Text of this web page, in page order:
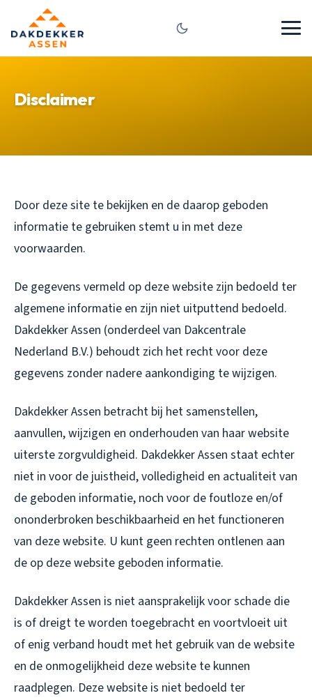
Disclaimer
Door deze site te bekijken en de daarop geboden
informatie te gebruiken stemt u in met deze
voorwaarden.
De gegevens vermeld op deze website zijn bedoeld ter
algemene informatie en zijn niet uitputtend bedoeld.
Dakdekker Assen (onderdeel van Dakcentrale
Nederland B.V.) behoudt zich het recht voor deze
gegevens zonder nadere aankondiging te wijzigen.
Dakdekker Assen betracht bij het samenstellen,
aanvullen, wijzigen en onderhouden van haar website
uiterste zorgvuldigheid. Dakdekker Assen staat echter
niet in voor de juistheid, volledigheid en actualiteit van
de geboden informatie, noch voor de foutloze en/of
ononderbroken beschikbaarheid en het functioneren
van deze website. U kunt geen rechten ontlenen aan
de op deze website geboden informatie.
Dakdekker Assen is niet aansprakelijk voor schade die
is of dreigt te worden toegebracht en voortvloeit uit
of enig verband houdt met het gebruik van de website
en de onmogelijkheid deze website te kunnen
raadplegen. Deze website is niet bedoeld ter